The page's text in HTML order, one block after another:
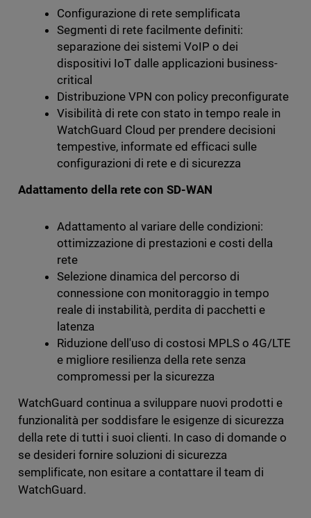
Configurazione di rete semplificata
Segmenti di rete facilmente definiti:
separazione dei sistemi VoIP o dei
dispositivi IoT dalle applicazioni business-
critical
Distribuzione VPN con policy preconfigurate
Visibilità di rete con stato in tempo reale in
WatchGuard Cloud per prendere decisioni
tempestive, informate ed efficaci sulle
configurazioni di rete e di sicurezza
Adattamento della rete con SD-WAN
Adattamento al variare delle condizioni:
ottimizzazione di prestazioni e costi della
rete
Selezione dinamica del percorso di
connessione con monitoraggio in tempo
reale di instabilità, perdita di pacchetti e
latenza
Riduzione dell'uso di costosi MPLS o 4G/LTE
e migliore resilienza della rete senza
compromessi per la sicurezza
WatchGuard continua a sviluppare nuovi prodotti e
funzionalità per soddisfare le esigenze di sicurezza
della rete di tutti i suoi clienti. In caso di domande o
se desideri fornire soluzioni di sicurezza
semplificate, non esitare a contattare il team di
WatchGuard.